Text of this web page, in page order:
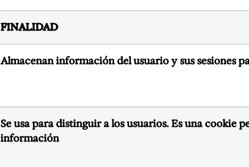
FINALIDAD
Almacenan información del usuario y sus sesiones
Se usa para distinguir a los usuarios. Es una cookie
información